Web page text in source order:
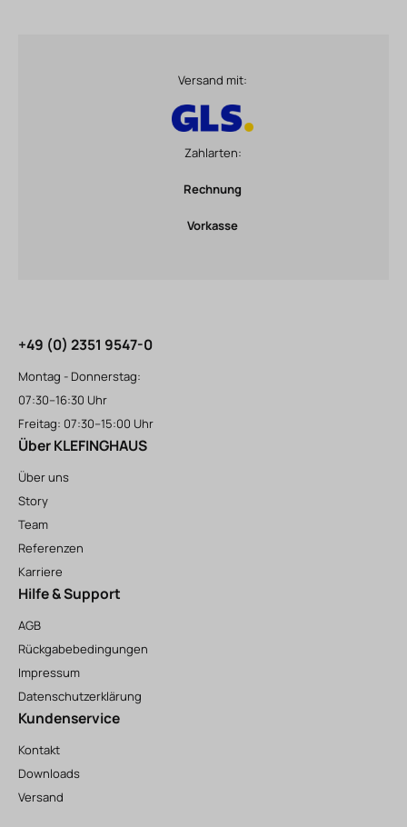
Versand mit:
Zahlarten:
Rechnung
Vorkasse
+49 (0) 2351 9547-0
Montag - Donnerstag:
07:30–16:30 Uhr
Freitag: 07:30–15:00 Uhr
Über KLEFINGHAUS
Über uns
Story
Team
Referenzen
Karriere
Hilfe & Support
AGB
Rückgabebedingungen
Impressum
Datenschutzerklärung
Kundenservice
Kontakt
Downloads
Versand